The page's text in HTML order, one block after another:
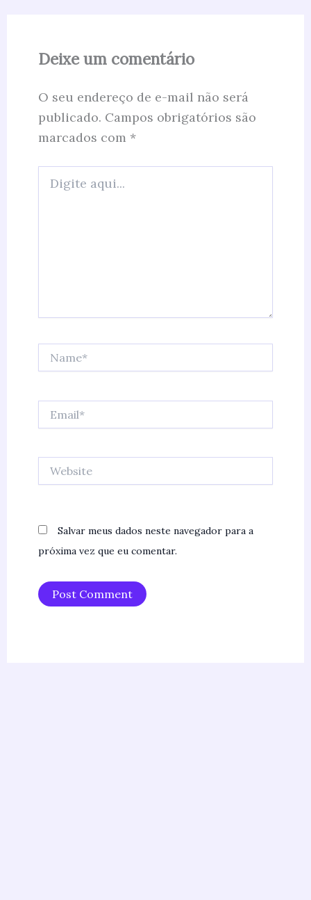
Deixe um comentário
O seu endereço de e-mail não será
publicado. Campos obrigatórios são
marcados com *
aqui...
Salvar meus dados neste navegador para a
próxima vez que eu comentar.